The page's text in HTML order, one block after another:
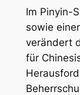
Im Pinyin-
sowie
verändert
für